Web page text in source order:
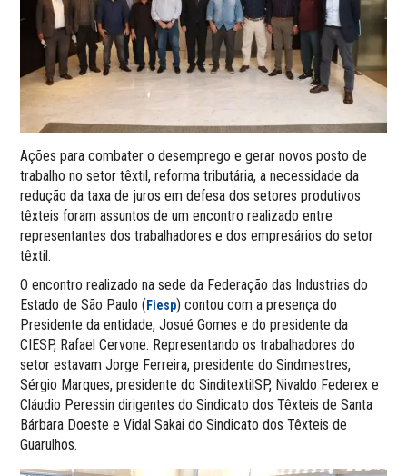
Ações para combater o desemprego e gerar novos posto de
trabalho no setor têxtil, reforma tributária, a necessidade da
redução da taxa de juros em defesa dos setores produtivos
têxteis foram assuntos de um encontro realizado entre
representantes dos trabalhadores e dos empresários do setor
têxtil.
O encontro realizado na sede da Federação das Industrias do
Estado de São Paulo (Fiesp) contou com a presença do
Presidente da entidade, Josué Gomes e do presidente da
CIESP, Rafael Cervone. Representando os trabalhadores do
setor estavam Jorge Ferreira, presidente do Sindmestres,
Sérgio Marques, presidente do SinditextilSP, Nivaldo Federex e
Cláudio Peressin dirigentes do Sindicato dos Têxteis de Santa
Bárbara Doeste e Vidal Sakai do Sindicato dos Têxteis de
Guarulhos.